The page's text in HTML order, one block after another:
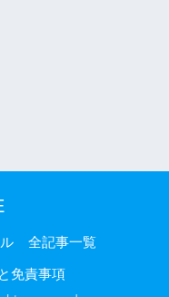
全記事一覧
免責事項